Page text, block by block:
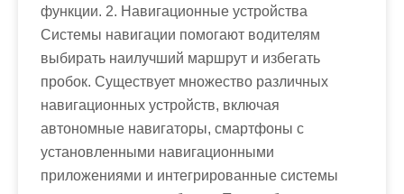
функции. 2. Навигационные устройства
Системы навигации помогают водителям
выбирать наилучший маршрут и избегать
пробок. Существует множество различных
навигационных устройств, включая
автономные навигаторы, смартфоны с
установленными навигационными
приложениями и интегрированные системы